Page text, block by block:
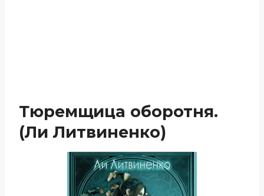
Тюремщица оборотня.
(Ли Литвиненко)